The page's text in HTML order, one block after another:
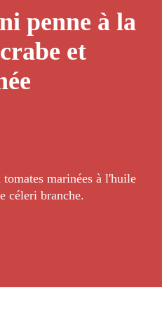
penne à la
et
tomates marinées à l'huile
céleri branche.